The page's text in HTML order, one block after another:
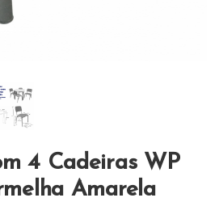
4 Cadeiras WP
Amarela